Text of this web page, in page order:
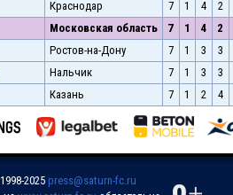
Краснодар 7 1 4 2
Московская область 7 1 4 2
Ростов-на-Дону 7 1 3 3
Нальчик 7 1 3 3
Казань 7 1 2 4
2025 press@saturn-fc.ru